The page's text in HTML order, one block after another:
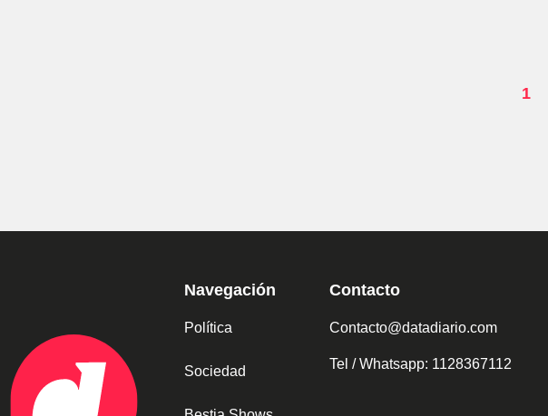
1
Navegación
Política
Sociedad
Contacto
Contacto@datadiario.com
Tel / Whatsapp: 1128367112